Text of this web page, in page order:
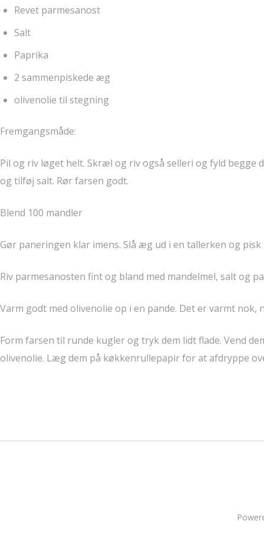
Revet parmesanost
Salt
Paprika
2 sammenpiskede æg
olivenolie til stegning
Fremgangsmåde:
Pil og riv løget helt. Skræl og riv også selleri og fyld begge
og tilføj salt. Rør farsen godt.
Blend 100 mandler
Gør paneringen klar imens. Slå æg ud i en tallerken og pisk
Riv parmesanosten fint og bland med mandelmel, salt og
Varm godt med olivenolie op i en pande. Det er varmt
Form farsen til runde kugler og tryk dem lidt flade. Vend
olivenolie. Læg dem på køkkenrullepapir for at afdryppe